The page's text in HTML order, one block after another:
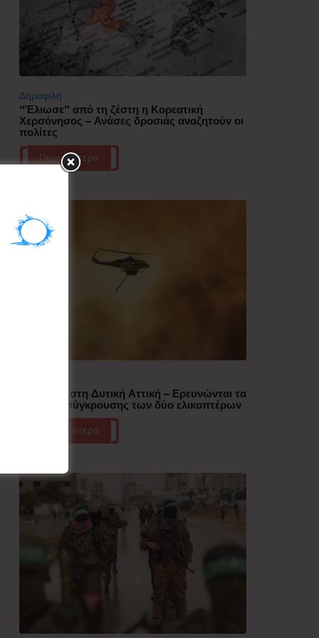
Δημοφιλή
“Έλιωσε” από τη ζέστη η Κορεατική
Χερσόνησος – Ανάσες δροσιάς αναζητούν οι
πολίτες
Περισσότερα
Πυρκαγιά στη Δυτική Αττική – Ερευνώνται τα
αίτια της σύγκρουσης των δύο ελικοπτέρων
Περισσότερα